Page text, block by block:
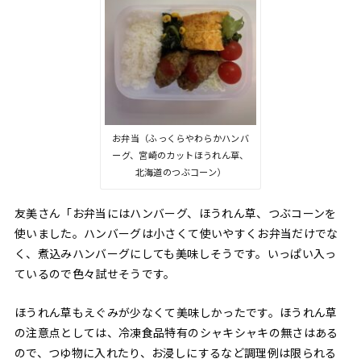
お弁当（ふっくらやわらかハンバ
ーグ、宮崎のカットほうれん草、
北海道のつぶコーン）
友美さん「お弁当にはハンバーグ、ほうれん草、つぶコーンを
使いました。ハンバーグは小さくて使いやすくお弁当だけでな
く、煮込みハンバーグにしても美味しそうです。いっぱい入っ
ているので色々試せそうです。
ほうれん草もえぐみが少なくて美味しかったです。ほうれん草
の注意点としては、冷凍食品特有のシャキシャキの無さはある
ので、つゆ物に入れたり、お浸しにするなど調理例は限られる